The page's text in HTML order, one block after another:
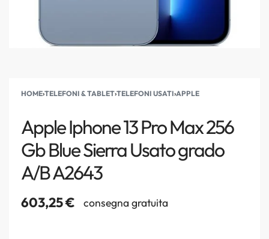
HOME›TELEFONI & TABLET›TELEFONI USATI›APPLE
Apple Iphone 13 Pro Max 256
Gb Blue Sierra Usato grado
A/B A2643
603,25€ consegna gratuita